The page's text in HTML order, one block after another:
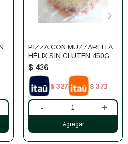
PIZZA CON MUZZARELLA
HÉLIX SIN GLUTEN 450G
$ 436
$ 327 $ 371
- +